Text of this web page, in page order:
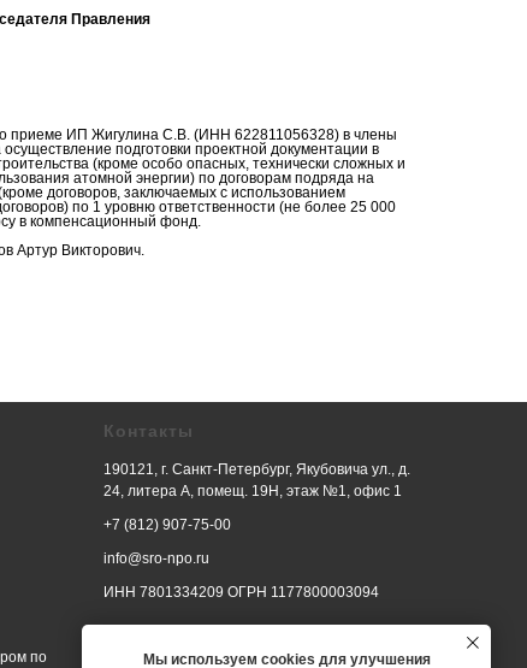
Правления
приеме ИП Жигулина С.В. (ИНН 622811056328) в члены
подготовки проектной документации в
(кроме особо опасных, технически сложных и
атомной энергии) по договорам подряда на
договоров, заключаемых с использованием
по 1 уровню ответственности (не более 25 000
в компенсационный фонд.
Артур Викторович.
Мы используем cookies для улучшения
по
Контакты
190121, г. Санкт-Петербург, Якубовича ул., д.
24, литера А, помещ. 19Н, этаж №1, офис 1
+7 (812) 907-75-00
info@sro-npo.ru
ИНН 7801334209 ОГРН 1177800003094